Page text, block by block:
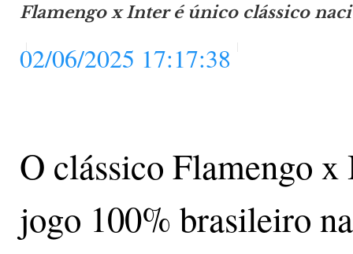
Flamengo x Inter é único clássico
02/06/2025 17:17:38
O clássico Flamengo
jogo 100% brasileiro